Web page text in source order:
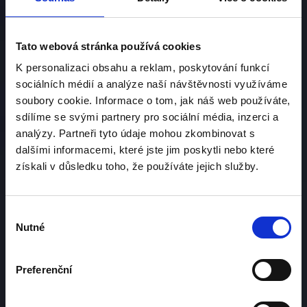
Tato webová stránka používá cookies
K personalizaci obsahu a reklam, poskytování funkcí
sociálních médií a analýze naší návštěvnosti využíváme
soubory cookie. Informace o tom, jak náš web používáte,
sdílíme se svými partnery pro sociální média, inzerci a
analýzy. Partneři tyto údaje mohou zkombinovat s
dalšími informacemi, které jste jim poskytli nebo které
získali v důsledku toho, že používáte jejich služby.
souhlasu
Nutné
Preferenční
Soutěž Elegance
zámek Sychrov
25.4.2026
Zveme Vás k účasti na tradiční Soutěži elegance
historických amerických vozidel .
25. dubna 2026 v prostorách nádherné zahrady
do třetí dekády. Vystavující účastníci budou mít
vozidla ostatních nadšenců. Sklízet obdiv
veřejnosti, která se na Sychrov dostavuje na